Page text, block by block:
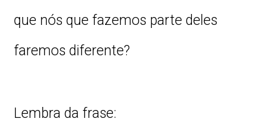
que nós que fazemos parte deles
faremos diferente?
Lembra da frase: